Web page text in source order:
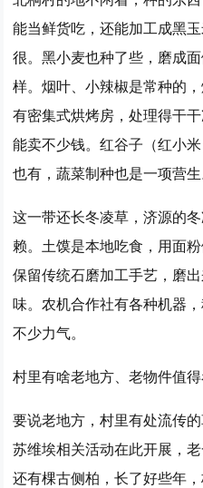
能当鲜货吃，还能加工成黑
很。黑小麦也种了些，磨成
样。烟叶、小辣椒是常种的
有密集式烘烤房，处理得干
能卖不少钱。红谷子（红小
也有，蔬菜制种也是一项营生
这一带还长冬凌草，济源的
赖。土馍是本地吃食，用面
保留传统石磨加工手艺，磨
味。农机合作社有各种机器
不少力气。
村里有啥老地方、老物件值得
要说老地方，村里有处流传
苏维埃相关活动在此开展，
还有棵古侧柏，长了好些年